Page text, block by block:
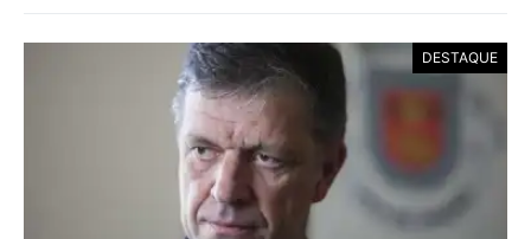
DESTAQUE